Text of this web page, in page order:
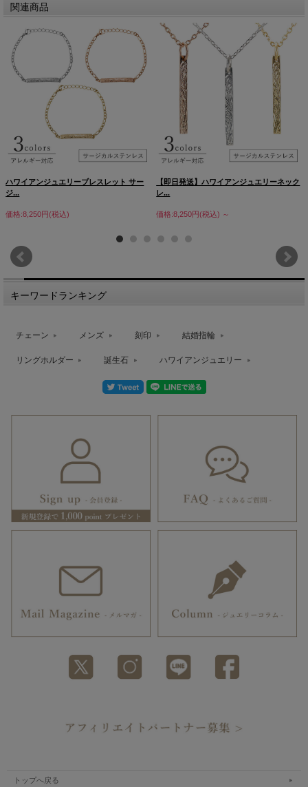
関連商品
ハワイアンジュエリーブレスレット サー
ジ...
価格:8,250円(税込)
【即日発送】ハワイアンジュエリーネック
レ...
価格:8,250円(税込) ～
キーワードランキング
チェーン メンズ 刻印 結婚指輪
リングホルダー 誕生石 ハワイアンジュエリー
トップへ戻る